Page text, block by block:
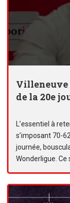
Villeneuve
de la 20e
L’essentiel à
s’imposant 70-
journée,
Wonderligue. Ce